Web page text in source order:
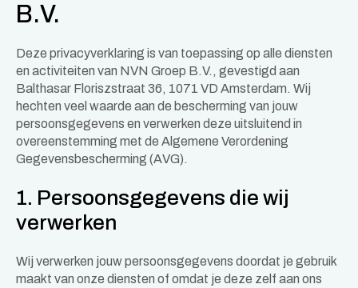
B.V.
Deze privacyverklaring is van toepassing op alle diensten
en activiteiten van NVN Groep B.V., gevestigd aan
Balthasar Floriszstraat 36, 1071 VD Amsterdam. Wij
hechten veel waarde aan de bescherming van jouw
persoonsgegevens en verwerken deze uitsluitend in
overeenstemming met de Algemene Verordening
Gegevensbescherming (AVG).
1. Persoonsgegevens die wij
verwerken
Wij verwerken jouw persoonsgegevens doordat je gebruik
maakt van onze diensten of omdat je deze zelf aan ons